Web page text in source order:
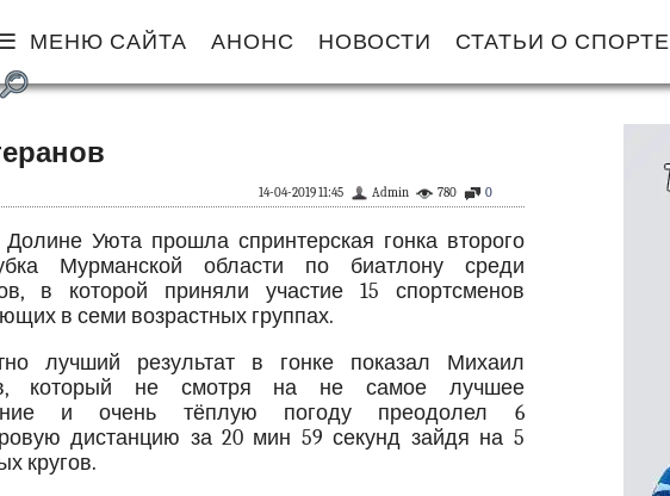
МЕНЮ САЙТА АНОНС НОВОСТИ СТАТЬИ О СПОРТЕ
0
780
Admin
14-04-2019 11:45
Уюта прошла спринтерская гонка второго
Мурманской области по биатлону среди
в которой приняли участие 15 спортсменов
в семи возрастных группах.
лучший результат в гонке показал Михаил
который не смотря на не самое лучшее
и очень тёплую погоду преодолел 6
дистанцию за 20 мин 59 секунд зайдя на 5
кругов.